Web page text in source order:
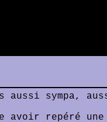
sympa,
avoir repéré